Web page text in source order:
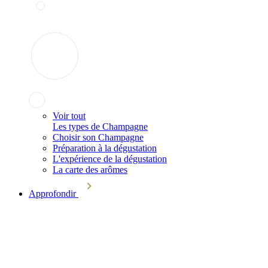
Voir tout
Les types de Champagne
Choisir son Champagne
Préparation à la dégustation
L'expérience de la dégustation
La carte des arômes
Approfondir